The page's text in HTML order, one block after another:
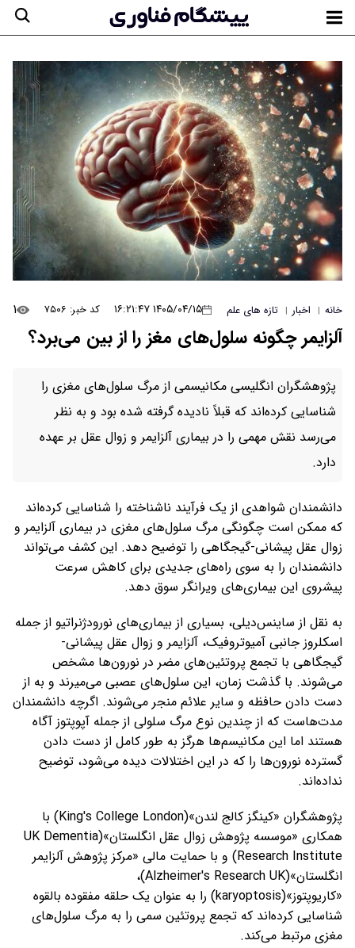
خانه | اخبار | تازه های علم ۱۴۰۵/۰۴/۱۵ ۱۶:۲۱:۴۷ کد خبر: ۷۵۰۶ ۱
آلزایمر چگونه سلول‌های مغز را از بین می‌برد؟
پژوهشگران انگلیسی مکانیسمی از مرگ سلول‌های مغزی را
شناسایی کرده‌اند که قبلاً نادیده گرفته شده بود و به نظر
می‌رسد نقش مهمی را در بیماری آلزایمر و زوال عقل بر عهده
دارد.
دانشمندان شواهدی از یک فرآیند ناشناخته را شناسایی کرده‌اند
که ممکن است چگونگی مرگ سلول‌های مغزی در بیماری آلزایمر و
زوال عقل پیشانی-گیجگاهی را توضیح دهد. این کشف می‌تواند
دانشمندان را به سوی راه‌های جدیدی برای کاهش سرعت
پیشروی این بیماری‌های ویرانگر سوق دهد.
به نقل از ساینس‌دیلی، بسیاری از بیماری‌های نورودژنراتیو از جمله
اسکلروز جانبی آمیوتروفیک، آلزایمر و زوال عقل پیشانی-
گیجگاهی با تجمع پروتئین‌های مضر در نورون‌ها مشخص
می‌شوند. با گذشت زمان، این سلول‌های عصبی می‌میرند و به از
دست دادن حافظه و سایر علائم منجر می‌شوند. اگرچه دانشمندان
مدت‌هاست که از چندین نوع مرگ سلولی از جمله آپوپتوز آگاه
هستند اما این مکانیسم‌ها هرگز به طور کامل از دست دادن
گسترده نورون‌ها را که در این اختلالات دیده می‌شود، توضیح
نداده‌اند.
پژوهشگران «کینگز کالج لندن»(King's College London) با
همکاری «موسسه پژوهش زوال عقل انگلستان»(UK Dementia
Research Institute) و با حمایت مالی «مرکز پژوهش آلزایمر
انگلستان»(Alzheimer's Research UK)،
«کاریوپتوز»(karyoptosis) را به عنوان یک حلقه مفقوده بالقوه
شناسایی کرده‌اند که تجمع پروتئین سمی را به مرگ سلول‌های
مغزی مرتبط می‌کند.